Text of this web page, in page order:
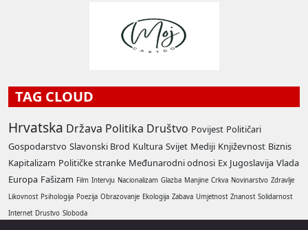
TAG CLOUD
Hrvatska Država Politika Društvo Povijest Političari
Gospodarstvo Slavonski Brod Kultura Svijet Mediji Književnost Biznis
Kapitalizam Političke stranke Međunarodni odnosi Ex Jugoslavija Vlada
Europa Fašizam Film Intervju Nacionalizam Glazba Manjine Crkva Novinarstvo Zdravlje
Likovnost Psihologija Poezija Obrazovanje Ekologija Zabava Umjetnost Znanost Solidarnost
Internet Drustvo Sloboda